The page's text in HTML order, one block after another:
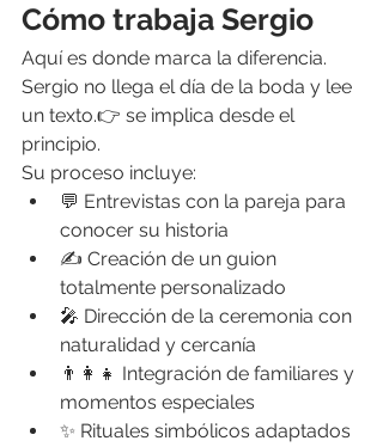
Cómo trabaja Sergio
Aquí es donde marca la diferencia.
Sergio no llega el día de la boda y lee
un texto.👉 se implica desde el
principio.
Su proceso incluye:
💬 Entrevistas con la pareja para
conocer su historia
✍️ Creación de un guion
totalmente personalizado
🎤 Dirección de la ceremonia con
naturalidad y cercanía
👨‍👩‍👧 Integración de familiares y
momentos especiales
✨ Rituales simbólicos adaptados